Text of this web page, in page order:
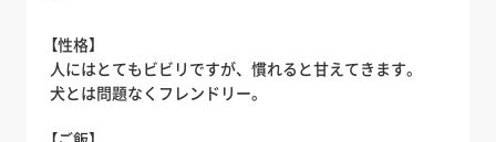
【性格】
人にはとてもビビリですが、慣れると甘えてきます。
犬とは問題なくフレンドリー。